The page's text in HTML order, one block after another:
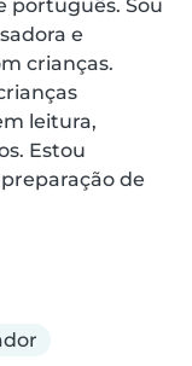
português. Sou
e
crianças.
leitura,
Estou
de